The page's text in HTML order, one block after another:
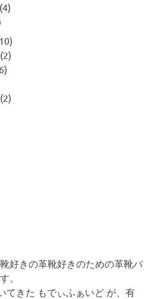
(2)
(2)
好きの革靴好きのための革靴バ
。
てきた もでぃふぁいど が、有